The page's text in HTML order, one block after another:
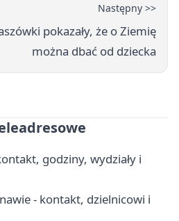
Następny >>
pokazały, że o Ziemię
można dbać od dziecka
godziny, wydziały i
- kontakt, dzielnicowi i